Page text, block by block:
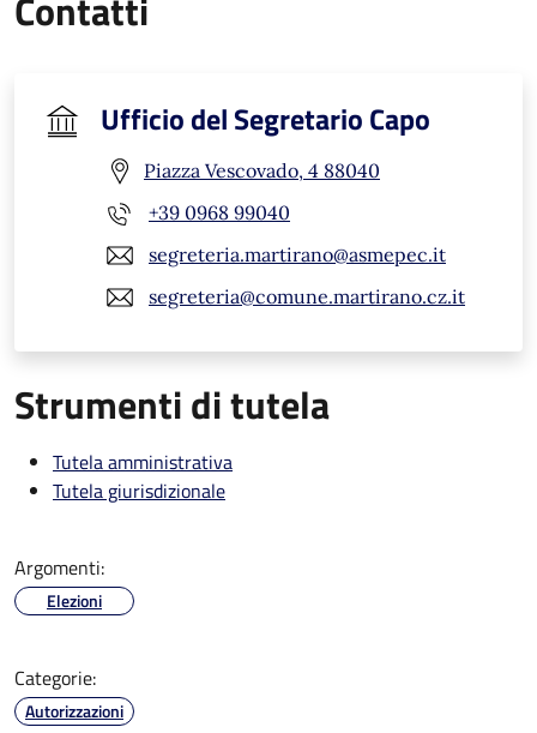
Ufficio del Segretario Capo
Piazza Vescovado, 4 88040
+39 0968 99040
segreteria.martirano@asmepec.it
segreteria@comune.martirano.cz.it
Strumenti di tutela
Tutela amministrativa
Tutela giurisdizionale
Argomenti:
Elezioni
Categorie:
Autorizzazioni